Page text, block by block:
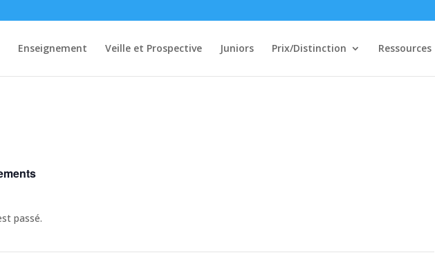
Enseignement Veille et Prospective Juniors Prix/Distinction Ressources
passé.